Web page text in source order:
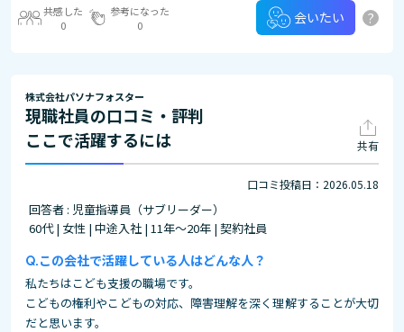
共感した
0
参考になった
0
会いたい ?
株式会社パソナフォスター
現職社員の口コミ・評判
ここで活躍するには
共有
口コミ投稿日：2026.05.18
回答者 : 児童指導員（サブリーダー）
60代 | 女性 | 中途入社 | 11年～20年 | 契約社員
この会社で活躍している人はどんな人？
私たちはこども支援の職場です。
こどもの権利やこどもの対応、障害理解を深く理解することが大切
だと思います。